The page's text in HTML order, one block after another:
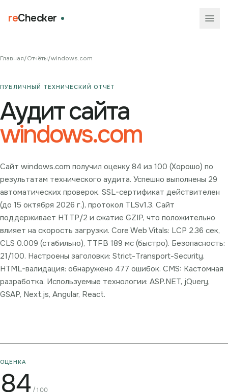
reChecker
Главная/Отчёты/windows.com
ПУБЛИЧНЫЙ ТЕХНИЧЕСКИЙ ОТЧЁТ
Аудит сайта
windows.com
Сайт windows.com получил оценку 84 из 100 (Хорошо) по
результатам технического аудита. Успешно выполнены 29
автоматических проверок. SSL-сертификат действителен
(до 15 октября 2026 г.), протокол TLSv1.3. Сайт
поддерживает HTTP/2 и сжатие GZIP, что положительно
влияет на скорость загрузки. Core Web Vitals: LCP 2.36 сек,
CLS 0.009 (стабильно), TTFB 189 мс (быстро). Безопасность:
21/100. Настроены заголовки: Strict-Transport-Security.
HTML-валидация: обнаружено 477 ошибок. CMS: Кастомная
разработка. Используемые технологии: ASP.NET, jQuery,
GSAP, Next.js, Angular, React.
ОЦЕНКА
84 /100